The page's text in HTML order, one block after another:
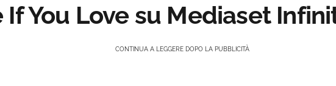
If You Love su Mediaset
CONTINUA A LEGGERE DOPO LA PUBBLICITÀ